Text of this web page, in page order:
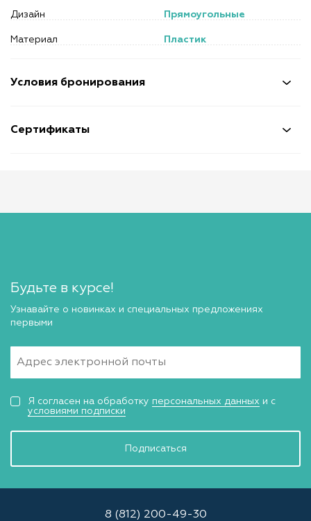
Условия бронирования
Сертификаты
Дизайн Прямоугольные
Материал Пластик
Будьте в курсе!
Узнавайте о новинках и специальных предложениях
первыми
Подписаться
Я согласен на обработку персональных данных и с
условиями подписки
8 (812) 200-49-30